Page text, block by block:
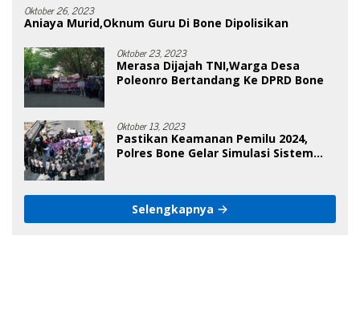
Oktober 26, 2023
Aniaya Murid,Oknum Guru Di Bone Dipolisikan
Oktober 23, 2023
Merasa Dijajah TNI,Warga Desa
Poleonro Bertandang Ke DPRD Bone
Oktober 13, 2023
Pastikan Keamanan Pemilu 2024,
Polres Bone Gelar Simulasi Sistem
Selengkapnya